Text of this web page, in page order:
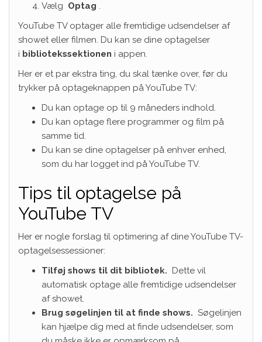
Vælg Optag .
YouTube TV optager alle fremtidige udsendelser af
showet eller filmen. Du kan se dine optagelser
i bibliotekssektionen i appen.
Her er et par ekstra ting, du skal tænke over, før du
trykker på optageknappen på YouTube TV:
Du kan optage op til 9 måneders indhold.
Du kan optage flere programmer og film på
samme tid.
Du kan se dine optagelser på enhver enhed,
som du har logget ind på YouTube TV.
Tips til optagelse på
YouTube TV
Her er nogle forslag til optimering af dine YouTube TV-
optagelsessessioner:
Tilføj shows til dit bibliotek. Dette vil
automatisk optage alle fremtidige udsendelser
af showet.
Brug søgelinjen til at finde shows. Søgelinjen
kan hjælpe dig med at finde udsendelser, som